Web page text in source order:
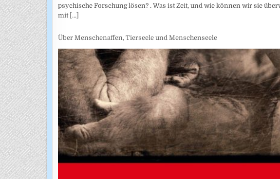
psychische Forschung lösen? . Was ist Zeit, und wie können wir sie
mit [...]
Über Menschenaffen, Tierseele und Menschenseele